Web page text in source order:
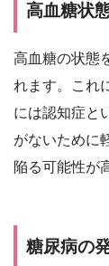
高血糖状
高血糖の状態
れます。これ
には認知症と
がないために
陥る可能性が
糖尿病の